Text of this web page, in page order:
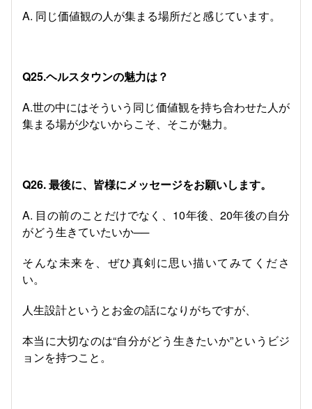
A. 同じ価値観の人が集まる場所だと感じています。
Q25.ヘルスタウンの魅力は？
A.世の中にはそういう同じ価値観を持ち合わせた人が
集まる場が少ないからこそ、そこが魅力。
Q26. 最後に、皆様にメッセージをお願いします。
A. 目の前のことだけでなく、10年後、20年後の自分
がどう生きていたいか──
そんな未来を、ぜひ真剣に思い描いてみてくださ
い。
人生設計というとお金の話になりがちですが、
本当に大切なのは“自分がどう生きたいか”というビジ
ョンを持つこと。